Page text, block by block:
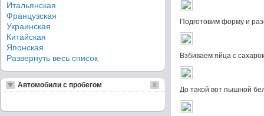
Подготовим форму и
Взбиваем яйца с
До такой вот пышной
Итальянская
Французская
Украинская
Китайская
Японская
Развернуть весь список
Автомобили с пробегом